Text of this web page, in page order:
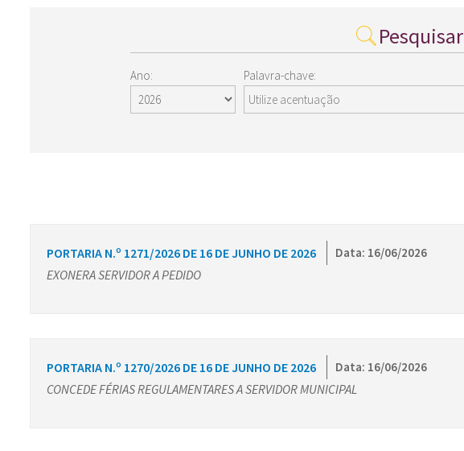
Pesquisar
Ano: Palavra-chave:
PORTARIA N.º 1271/2026 DE 16 DE JUNHO DE 2026 Data: 16/06/2026
EXONERA SERVIDOR A PEDIDO
PORTARIA N.º 1270/2026 DE 16 DE JUNHO DE 2026 Data: 16/06/2026
CONCEDE FÉRIAS REGULAMENTARES A SERVIDOR MUNICIPAL